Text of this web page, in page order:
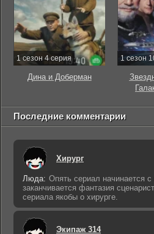
1 сезон 4 серия
Дина и Доберман
1 сезон
Последние комментарии
Хирург
Люда: Опять сериал начинается
заканчивается фантазия
сериала якобы о хирурге.
Экипаж 314